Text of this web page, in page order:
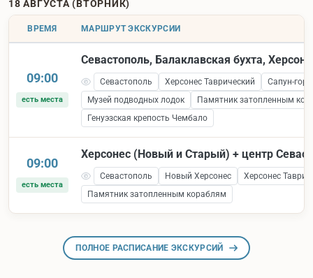
18 АВГУСТА (ВТОРНИК)
ВРЕМЯ МАРШРУТ ЭКСКУРСИИ
09:00
есть места
Севастополь, Балаклавская бухта,
Севастополь Херсонес Таврический
Сапун-гора
Музей подводных лодок
Памятник затопленным
Генуэзская крепость Чембало
09:00
есть места
Херсонес (Новый и Старый) + центр
Севастополь Новый Херсонес
Херсонес
Памятник затопленным кораблям
ПОЛНОЕ РАСПИСАНИЕ ЭКСКУРСИЙ